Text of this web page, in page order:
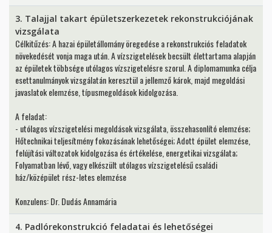
3. Talajjal takart épületszerkezetek rekonstrukciójának
vizsgálata
Célkitűzés: A hazai épületállomány öregedése a rekonstrukciós feladatok
növekedését vonja maga után. A vízszigetelések becsült élettartama alapján
az épületek többsége utólagos vízszigetelésre szorul. A diplomamunka célja
esettanulmányok vizsgálatán keresztül a jellemző károk, majd megoldási
javaslatok elemzése, típusmegoldások kidolgozása.
A feladat:
- utólagos vízszigetelési megoldások vizsgálata, összehasonlító elemzése;
Hőtechnikai teljesítmény fokozásának lehetőségei; Adott épület elemzése,
felújítási változatok kidolgozása és értékelése, energetikai vizsgálata;
Folyamatban lévő, vagy elkészült utólagos vízszigetelésű családi
ház/középület rész-letes elemzése
Konzulens: Dr. Dudás Annamária
4. Padlórekonstrukció feladatai és lehetőségei